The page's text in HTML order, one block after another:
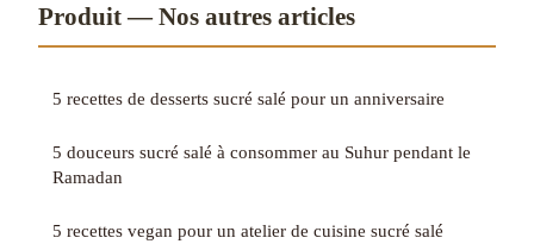
Produit — Nos autres articles
5 recettes de desserts sucré salé pour un anniversaire
5 douceurs sucré salé à consommer au Suhur pendant le
Ramadan
5 recettes vegan pour un atelier de cuisine sucré salé